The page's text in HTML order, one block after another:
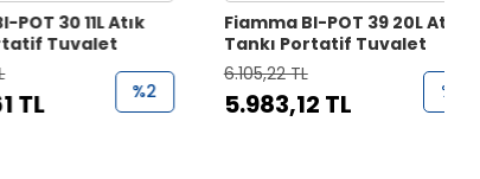
11L Atık
Fiamma BI-POT 39 20L Atık
Tankı Portatif Tuvalet
6.105,22 TL
5.983,12 TL